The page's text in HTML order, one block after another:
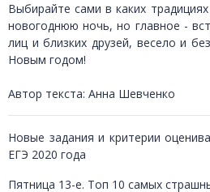
Выбирайте сами в каких
новогоднюю ночь, но главное -
лиц и близких друзей, весело и
Новым годом!
Автор текста: Анна Шевченко
Новые задания и критерии
ЕГЭ 2020 года
Пятница 13-е. Топ 10 самых